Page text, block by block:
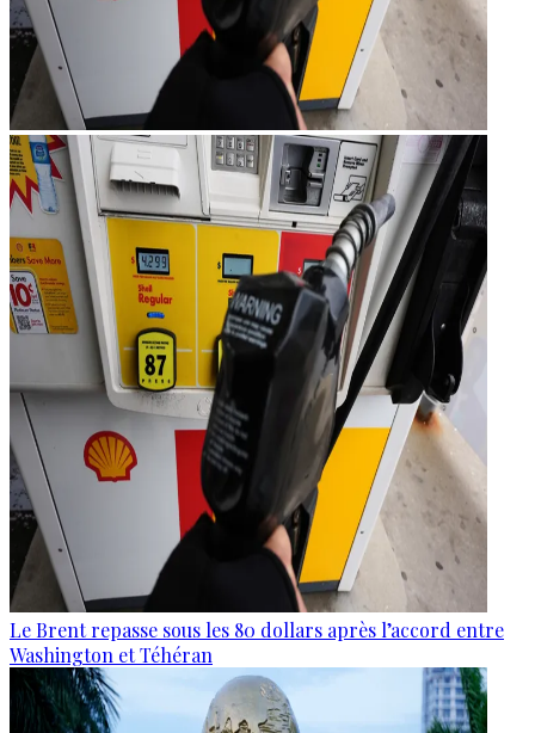
Le Brent repasse sous les 80 dollars après l’accord entre
Washington et Téhéran